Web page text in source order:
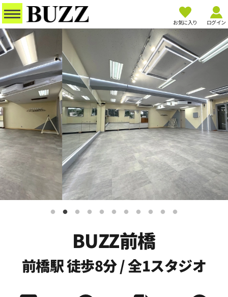
お気に入り ログイン
BUZZ前橋
前橋駅 徒歩8分 / 全1スタジオ